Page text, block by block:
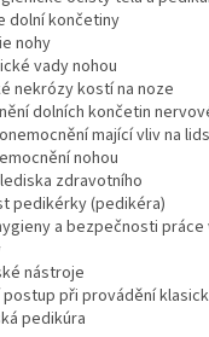
dolní končetiny
nohy
vady nohou
nekrózy kostí na noze
dolních končetin
mající vliv na
nohou
zdravotního
pedikérky (pedikéra)
a bezpečnosti
nástroje
postup při provádění
pedikúra